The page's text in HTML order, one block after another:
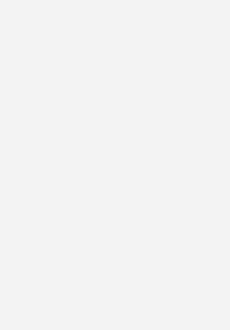
Die Leute waren interessiert und es
Kontakte, die wir derzeit noch
in Zeitungen. Allerdings
hochwertige, regionale Illustrierte, mit
Klientel erreichen.
über einen Kollegen mit einem
arbeiten wir viel im Verbund mit
Maler, der durch das Thema
Ansprechpartner in Sachen
findet auch bei der
Ohr.
haben Sie seit der